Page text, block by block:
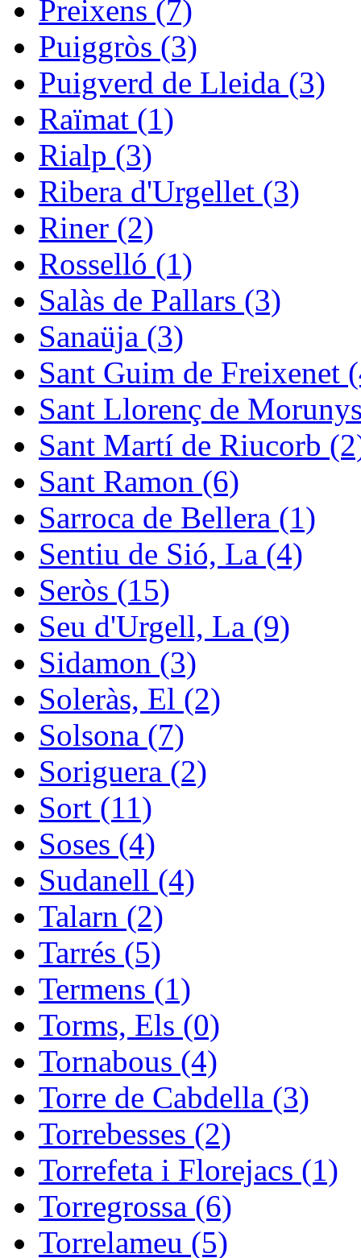
Preixens (7)
Puiggròs (3)
Puigverd de Lleida (3)
Raïmat (1)
Rialp (3)
Ribera d'Urgellet (3)
Riner (2)
Rosselló (1)
Salàs de Pallars (3)
Sanaüja (3)
Sant Guim de Freixenet
Sant Llorenç de
Sant Martí de Riucorb
Sant Ramon (6)
Sarroca de Bellera (1)
Sentiu de Sió, La (4)
Seròs (15)
Seu d'Urgell, La (9)
Sidamon (3)
Soleràs, El (2)
Solsona (7)
Soriguera (2)
Sort (11)
Soses (4)
Sudanell (4)
Talarn (2)
Tarrés (5)
Termens (1)
Torms, Els (0)
Tornabous (4)
Torre de Cabdella (3)
Torrebesses (2)
Torrefeta i Florejacs (1)
Torregrossa (6)
Torrelameu (5)